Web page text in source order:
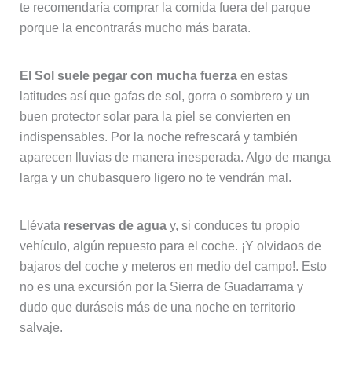
te recomendaría comprar la comida fuera del parque
porque la encontrarás mucho más barata.
El Sol suele pegar con mucha fuerzaen estas
latitudes así que gafas de sol, gorra o sombrero y un
buen protector solar para la piel se convierten en
indispensables. Por la noche refrescará y también
aparecen lluvias de manera inesperada. Algo de manga
larga y un chubasquero ligero no te vendrán mal.
Llévata reservas de aguay, si conduces tu propio
vehículo, algún repuesto para el coche. ¡Y olvidaos de
bajaros del coche y meteros en medio del campo!. Esto
no es una excursión por la Sierra de Guadarrama y
dudo que duráseis más de una noche en territorio
salvaje.